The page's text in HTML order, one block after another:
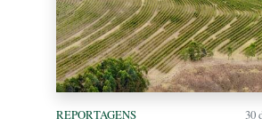
REPORTAGENS 30